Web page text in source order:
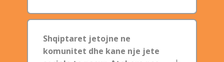
Shqiptaret jetojne ne
komunitet dhe kane nje jete